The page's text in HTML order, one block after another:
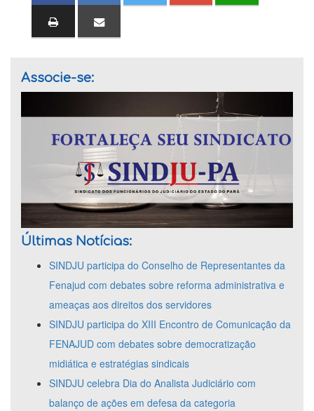
Associe-se:
Últimas Notícias:
SINDJU participa do Conselho de Representantes da
Fenajud com debates sobre reforma administrativa e
ameaças aos direitos dos servidores
SINDJU participa do XIII Encontro de Comunicação da
FENAJUD com debates sobre democratização
midiática e estratégias sindicais
SINDJU celebra Dia do Analista Judiciário com
balanço de ações em defesa da categoria